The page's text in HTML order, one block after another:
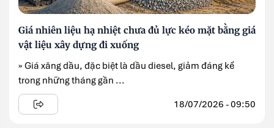
Giá nhiên liệu hạ nhiệt chưa đủ lực kéo mặt bằng giá
vật liệu xây dựng đi xuống
» Giá xăng dầu, đặc biệt là dầu diesel, giảm đáng kể
trong những tháng gần ...
18/07/2026 - 09:50